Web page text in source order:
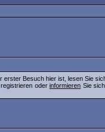
erster Besuch hier ist, lesen Sie
oderinformieren Sie